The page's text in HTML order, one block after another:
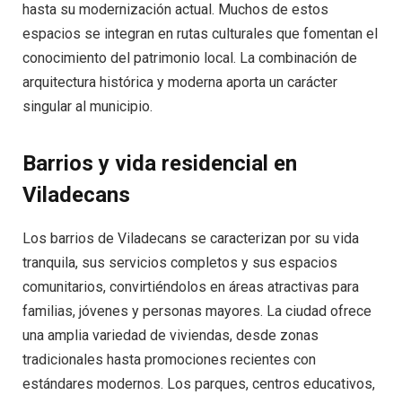
hasta su modernización actual. Muchos de estos
espacios se integran en rutas culturales que fomentan el
conocimiento del patrimonio local. La combinación de
arquitectura histórica y moderna aporta un carácter
singular al municipio.
Barrios y vida residencial en
Viladecans
Los barrios de Viladecans se caracterizan por su vida
tranquila, sus servicios completos y sus espacios
comunitarios, convirtiéndolos en áreas atractivas para
familias, jóvenes y personas mayores. La ciudad ofrece
una amplia variedad de viviendas, desde zonas
tradicionales hasta promociones recientes con
estándares modernos. Los parques, centros educativos,